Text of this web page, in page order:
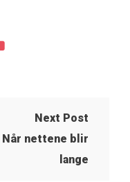
Next Post
Når nettene blir
lange